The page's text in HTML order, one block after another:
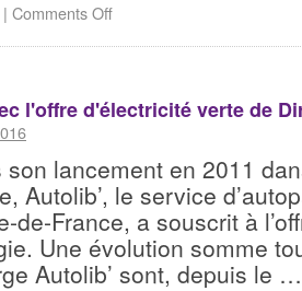
| Comments Off
l'offre d'électricité verte de
son lancement en 2011
Autolib’, le service
de-France, a souscrit à
Une évolution somme
Autolib’ sont, depuis le